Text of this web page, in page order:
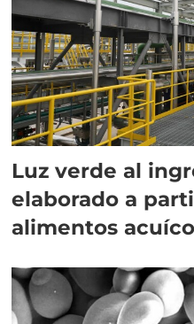
Luz verde al
elaborado a
alimentos